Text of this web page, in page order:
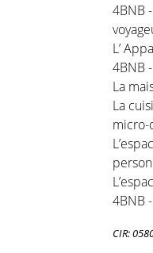
4BNB
L’
4BNB
La
La
micro-
4BNB -
CIR: